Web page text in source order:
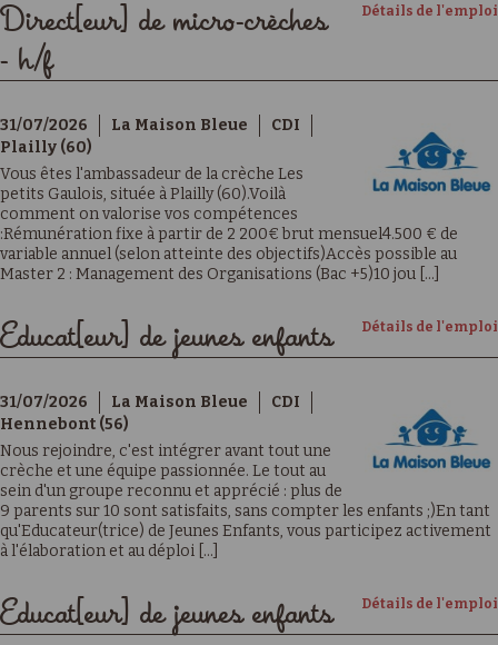
Détails de l'emploi
Direct[eur] de micro-crèches
- h/f
31/07/2026 La Maison Bleue
CDI
Plailly (60)
Vous êtes l'ambassadeur de la crèche Les
petits Gaulois, située à Plailly (60).Voilà
comment on valorise vos compétences
:Rémunération fixe à partir de 2 200€ brut mensuel4.500 € de
variable annuel (selon atteinte des objectifs)Accès possible au
Master 2 : Management des Organisations (Bac +5)10 jou [...]
Détails de l'emploi
Educat[eur] de jeunes enfants
31/07/2026 La Maison Bleue
CDI
Hennebont (56)
Nous rejoindre, c'est intégrer avant tout une
crèche et une équipe passionnée. Le tout au
sein d'un groupe reconnu et apprécié : plus de
9 parents sur 10 sont satisfaits, sans compter les enfants ;)En tant
qu'Educateur(trice) de Jeunes Enfants, vous participez activement
à l'élaboration et au déploi [...]
Détails de l'emploi
Educat[eur] de jeunes enfants